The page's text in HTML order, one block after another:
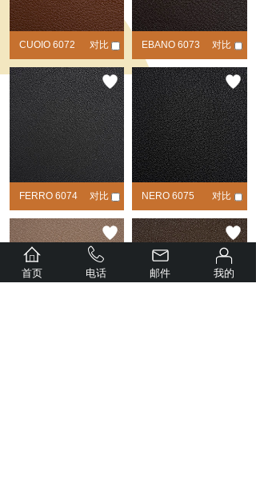
CUOIO 6072 对比 EBANO 6073 对比
FERRO 6074 对比 NERO 6075 对比
首页 电话 邮件 我的